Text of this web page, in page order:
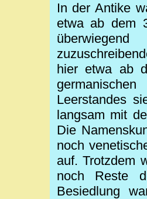
In der Antike
etwa ab dem
hier etwa ab
Leerstandes
langsam mit
Die
noch
auf. Trotzdem
noch Reste
Besiedlung